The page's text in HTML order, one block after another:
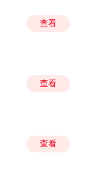
查看
查看
查看